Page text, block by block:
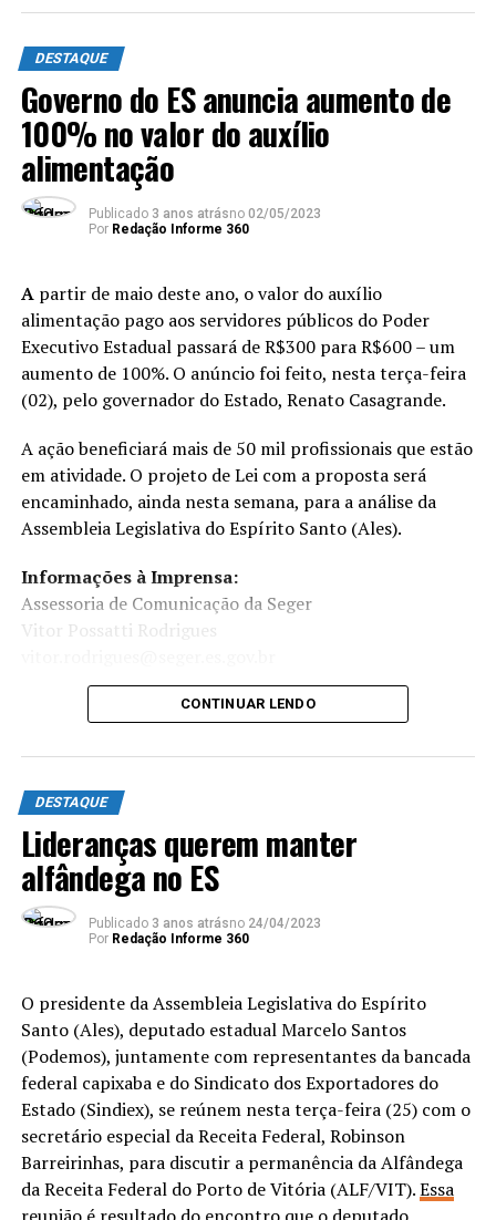
os recursos adequados para essas ações e o apoio à
pesquisa para reduzir a carga da doença.
Durante a semana, as entidades de classe poderão
realizar diagnósticos, atendimentos preventivos,
palestras e eventos que visem a esclarecimentos sobre a
doença que, segundo o deputado, é uma das principais
causas de morte no mundo, atrás apenas do infarto do
Festival
Outra medida que altera o Calendário Oficial do Estado é
a Lei 11.316/2021, que institui o Celebrai Festival, a ser
realizado, anualmente, no mês de janeiro, em
deputado Pr. Marcos Mansur (PSDB).
ANÚNCIO
De acordo com Mansur, o festival acontece há dez anos,
também alegou que o evento possui um forte apelo
social, já que durante os três dias de apresentações são
recolhidas doações de leite para crianças de zero a 6
anos que vivem na região.
Rodovia das Paneleiras
A Lei 11.317/2021, também publicada nesta segunda-
km conhecido como Reta do Aeroporto, entre os bairros
Jabour e Goiabeiras, em Vitória, e o viaduto do
Contorno.
A nova lei foi proposta pelo deputado Gandini
(Cidadania) por meio do Projeto de Lei 82/2021 e é uma
homenagem às mulheres que trabalham na produção de
panelas de barro, um dos símbolos da cultura capixaba.
DESTAQUE
Governo do ES anuncia aumento de
100% no valor do auxílio
alimentação
Publicado 3 anos atrásno 02/05/2023
Por Redação Informe 360
Apartir de maio deste ano, o valor do auxílio
alimentação pago aos servidores públicos do Poder
Executivo Estadual passará de R$300 para R$600 – um
aumento de 100%. O anúncio foi feito, nesta terça-feira
(02), pelo governador do Estado, Renato Casagrande.
A ação beneficiará mais de 50 mil profissionais que estão
em atividade. O projeto de Lei com a proposta será
encaminhado, ainda nesta semana, para a análise da
Assembleia Legislativa do Espírito Santo (Ales).
Informações à Imprensa:
Assessoria de Comunicação da Seger
Vitor Possatti Rodrigues
CONTINUAR LENDO
DESTAQUE
Lideranças querem manter
alfândega no ES
Publicado 3 anos atrásno 24/04/2023
Por Redação Informe 360
O presidente da Assembleia Legislativa do Espírito
Santo (Ales), deputado estadual Marcelo Santos
(Podemos), juntamente com representantes da bancada
federal capixaba e do Sindicato dos Exportadores do
Estado (Sindiex), se reúnem nesta terça-feira (25) com o
secretário especial da Receita Federal, Robinson
Barreirinhas, para discutir a permanência da Alfândega
da Receita Federal do Porto de Vitória (ALF/VIT).Essa